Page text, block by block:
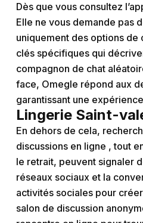
Dès que vous consultez
Elle ne vous demande pas
uniquement des options de
clés spécifiques qui
compagnon de chat
face, Omegle répond aux
garantissant une
Lingerie Saint-
En dehors de cela,
discussions en ligne , tout
le retrait, peuvent signaler
réseaux sociaux et la
activités sociales pour
salon de discussion